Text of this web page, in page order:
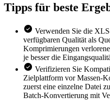
Tipps für beste
Verwenden Sie die
verfügbaren Qualität als
Komprimierungen
je besser die
Verifizieren Sie
Zielplattform vor Massen-
zuerst eine einzelne Datei
Batch-Konvertierung mit